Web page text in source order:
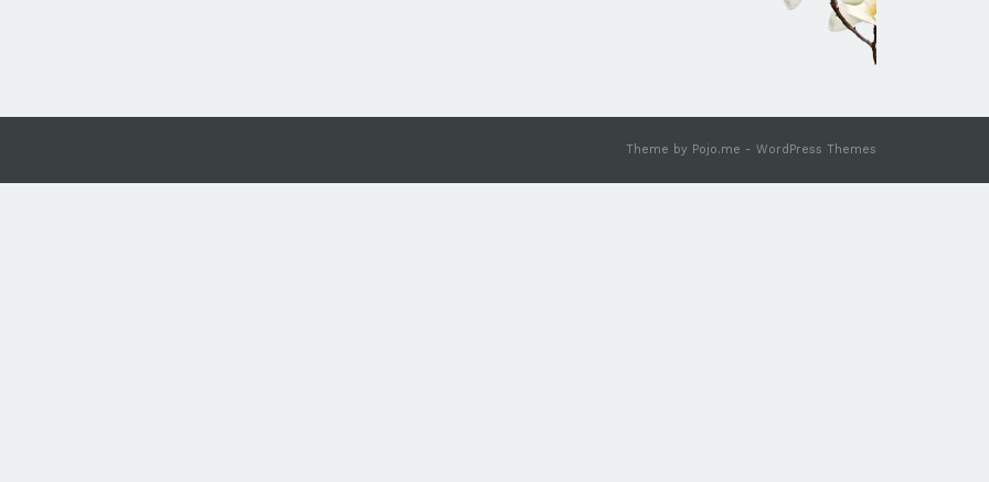
Theme by Pojo.me - WordPress Themes